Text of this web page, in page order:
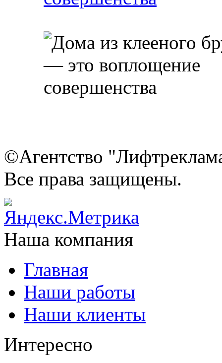
©Агентство
Все права защищены.
Наша компания
Главная
Наши работы
Наши клиенты
Интересно